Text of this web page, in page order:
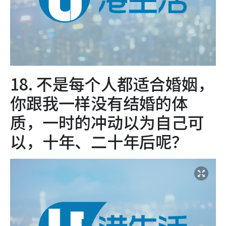
18. 不是每个人都适合婚姻，
你跟我一样没有结婚的体
质，一时的冲动以为自己可
以，十年、二十年后呢？